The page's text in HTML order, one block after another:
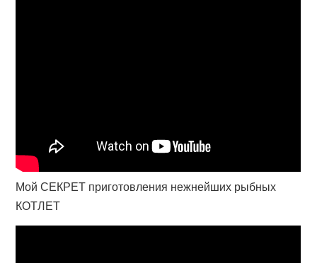
Мой СЕКРЕТ приготовления нежнейших рыбных
КОТЛЕТ